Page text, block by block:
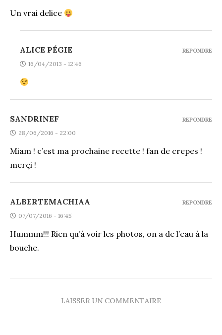
Un vrai delice
ALICE PÉGIE
16/04/2013 - 12:46
REPONDRE
SANDRINEF
28/06/2016 - 22:00
Miam ! c’est ma prochaine recette ! fan de crepes !
merçi !
REPONDRE
ALBERTEMACHIAA
07/07/2016 - 16:45
Hummm!!! Rien qu’à voir les photos, on a de l’eau à la
bouche.
REPONDRE
LAISSER UN COMMENTAIRE